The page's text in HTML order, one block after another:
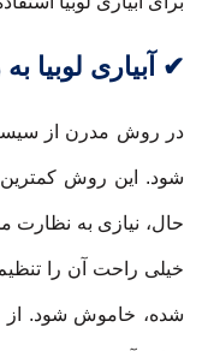
✔ آبیاری لوبیا
در روش مدرن از
شود. این روش
حال، نیازی به نظارت
خیلی راحت آن را
شده، خاموش شود. از